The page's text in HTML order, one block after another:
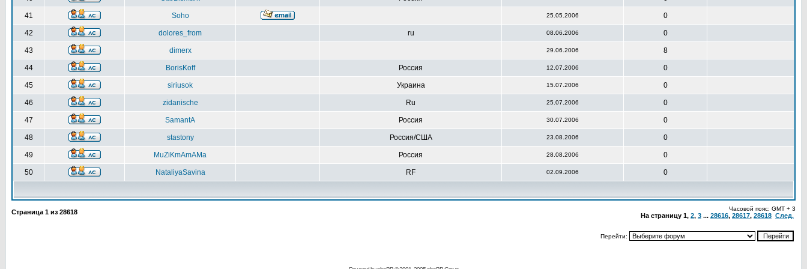
41 Soho 25.05.2006 0
42 dolores_from ru 08.06.2006 0
43 dimerx 29.06.2006 8
44 BorisKoff Россия 12.07.2006 0
45 siriusok Украина 15.07.2006 0
46 zidanische Ru 25.07.2006 0
47 SamantA Россия 30.07.2006 0
48 stastony Россия/США 23.08.2006 0
49 MuZiKmAmAMa Россия 28.08.2006 0
50 NataliyaSavina RF 02.09.2006 0
Страница 1 из 28618 Часовой пояс: GMT + 3
На страницу 1, 2, 3 ... 28616, 28617, 28618 След.
Перейти: